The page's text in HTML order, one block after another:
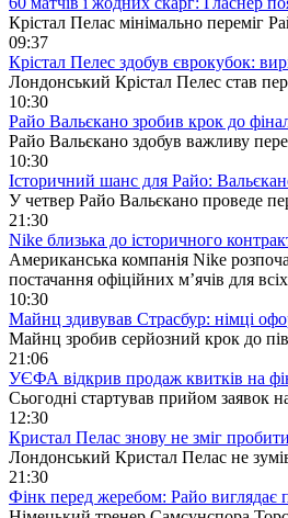
Крістал Пелас мінімально переміг
09:37
Крістал Пелес здобув єврокубок:
Лондонський Крістал Пелес став
10:30
Райо Вальєкано зробив крок до
Райо Вальєкано здобув важливу
10:30
Історичний шанс для Райо:
У четвер Райо Вальєкано проведе
21:30
Nike близька до історичного
Американська компанія Nike
постачання офіційних м’ячів для
10:30
Майнц здивував Страсбур: німці
Майнц зробив серйозний крок до
21:06
УЄФА відкрив продаж квитків на
Сьогодні стартував прийом заявок
12:30
Кристал Пелас знову не зміг
Лондонський Кристал Пелас не
21:30
Фінк перед жеребом: Райо